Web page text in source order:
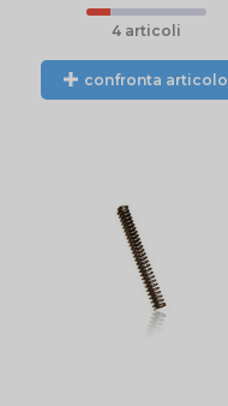
4 articoli
confronta articolo